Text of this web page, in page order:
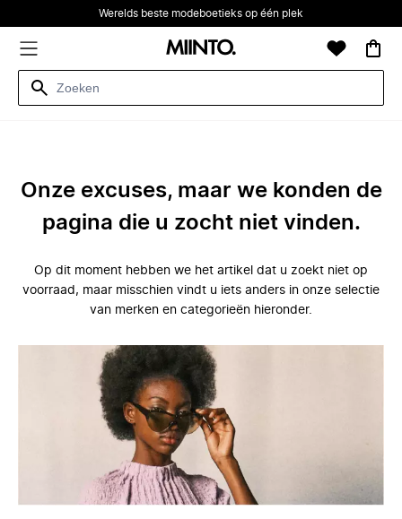
Werelds beste modeboetieks op één plek
Onze excuses, maar we konden de
pagina die u zocht niet vinden.
Op dit moment hebben we het artikel dat u zoekt niet op
voorraad, maar misschien vindt u iets anders in onze selectie
van merken en categorieën hieronder.